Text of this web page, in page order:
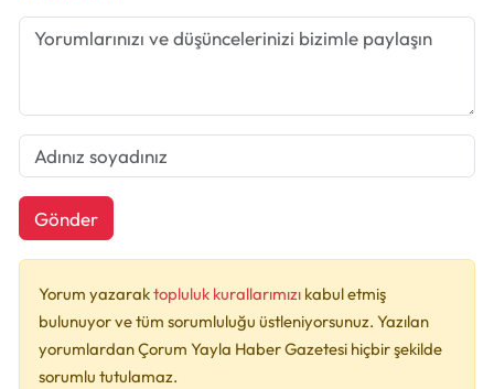
Gönder
Yorum yazaraktopluluk kurallarımızı kabul etmiş
bulunuyor ve tüm sorumluluğu üstleniyorsunuz. Yazılan
yorumlardan Çorum Yayla Haber Gazetesi hiçbir şekilde
sorumlu tutulamaz.